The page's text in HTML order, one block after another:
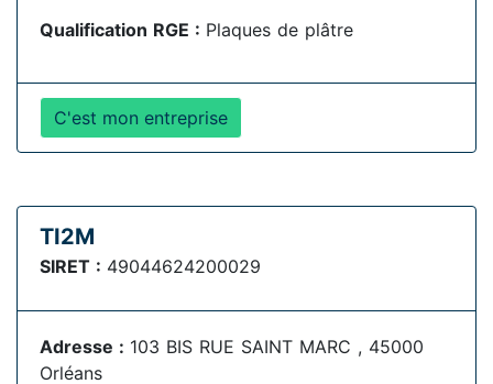
Qualification RGE : Plaques de plâtre
C'est mon entreprise
TI2M
SIRET : 49044624200029
Adresse : 103 BIS RUE SAINT MARC , 45000
Orléans